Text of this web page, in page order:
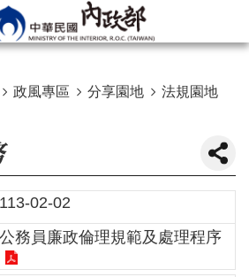
政風專區 分享園地
法規園地
113-02-02
公務員廉政倫理規範及處理程序